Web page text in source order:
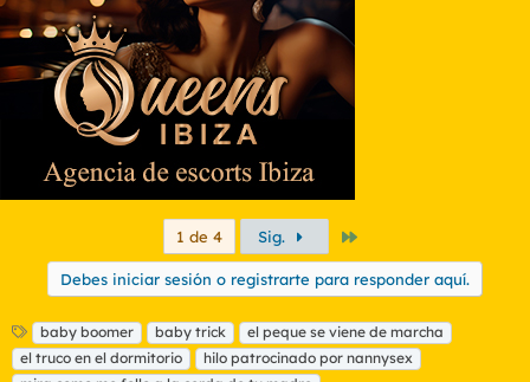
s
1 de 4 Sig.
Debes iniciar sesión o registrarte para responder aquí.
E
t
i
baby boomer baby trick
el peque se viene de marcha
el truco en el dormitorio
hilo patrocinado por nannysex